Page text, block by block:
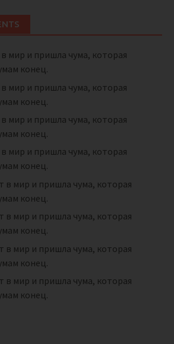
мир и пришла чума, которая
конец.
мир и пришла чума, которая
конец.
мир и пришла чума, которая
конец.
мир и пришла чума, которая
конец.
в мир и пришла чума, которая
конец.
в мир и пришла чума, которая
конец.
в мир и пришла чума, которая
конец.
в мир и пришла чума, которая
конец.